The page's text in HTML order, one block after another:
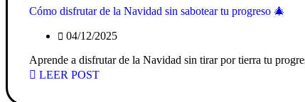
Cómo disfrutar de la Navidad sin sabotear tu progreso 🎄
04/12/2025
Aprende a disfrutar de la Navidad sin tirar por tierra tu
LEER POST